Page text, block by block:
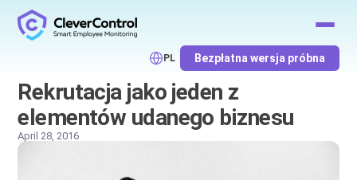
PL Bezpłatna wersja próbna
Rekrutacja jako jeden z
elementów udanego biznesu
April 28, 2016